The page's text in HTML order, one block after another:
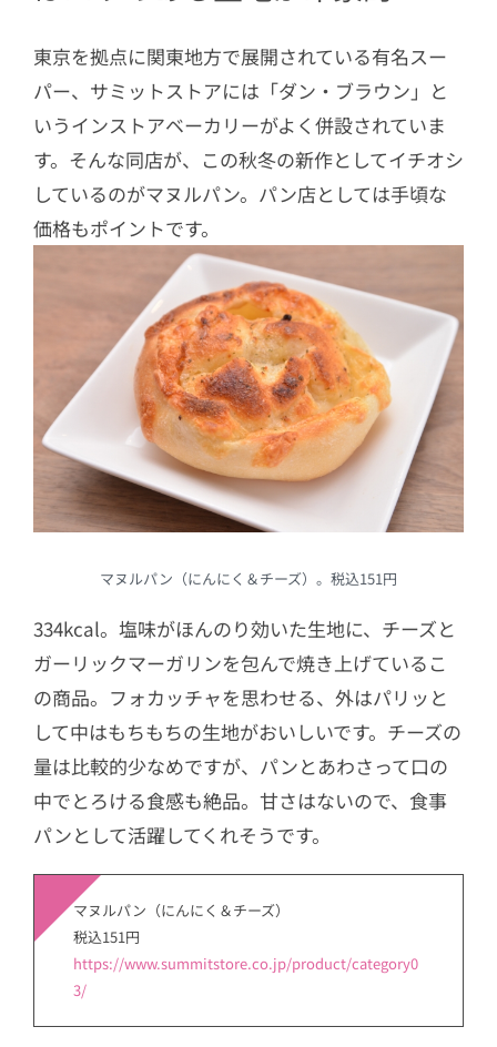
東京を拠点に関東地方で展開されている有名スー
パー、サミットストアには「ダン・ブラウン」と
いうインストアベーカリーがよく併設されていま
す。そんな同店が、この秋冬の新作としてイチオシ
しているのがマヌルパン。パン店としては手頃な
価格もポイントです。
マヌルパン（にんにく＆チーズ）。税込151円
334kcal。塩味がほんのり効いた生地に、チーズと
ガーリックマーガリンを包んで焼き上げているこ
の商品。フォカッチャを思わせる、外はパリッと
して中はもちもちの生地がおいしいです。チーズの
量は比較的少なめですが、パンとあわさって口の
中でとろける食感も絶品。甘さはないので、食事
パンとして活躍してくれそうです。
マヌルパン（にんにく＆チーズ）
税込151円
https://www.summitstore.co.jp/product/category0
3/